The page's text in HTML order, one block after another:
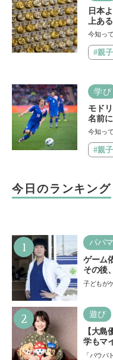
日本
上あ
今知っ
#親
学び
モド
名前
【親
今知っ
#親
今日のランキング
1 パパ
ゲーム
その後
「ゲー
子どもが
い…
2 遊び
【大島
学もマ
声優を
「パウパ